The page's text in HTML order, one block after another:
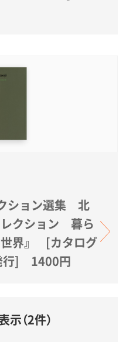
ション選集 北
クション 暮ら
[カタログ
行] 1400円
示（2件）